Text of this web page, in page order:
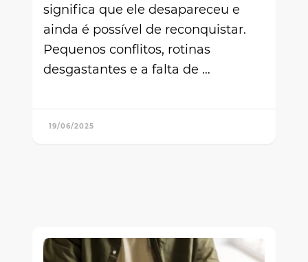
significa que ele desapareceu e
ainda é possível de reconquistar.
Pequenos conflitos, rotinas
desgastantes e a falta de …
19/06/2025